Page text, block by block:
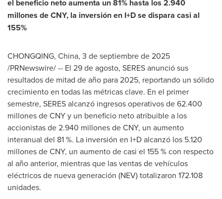
el beneficio neto aumenta un 81% hasta los 2.940
millones de CNY, la inversión en I+D se dispara casi al
155%
CHONGQING, China, 3 de septiembre de 2025
/PRNewswire/ -- El 29 de agosto, SERES anunció sus
resultados de mitad de año para 2025, reportando un sólido
crecimiento en todas las métricas clave. En el primer
semestre, SERES alcanzó ingresos operativos de 62.400
millones de CNY y un beneficio neto atribuible a los
accionistas de 2.940 millones de CNY, un aumento
interanual del 81 %. La inversión en I+D alcanzó los 5.120
millones de CNY, un aumento de casi el 155 % con respecto
al año anterior, mientras que las ventas de vehículos
eléctricos de nueva generación (NEV) totalizaron 172.108
unidades.